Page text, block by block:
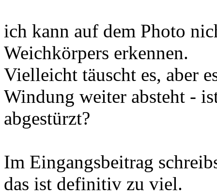
ich kann auf dem Photo
Weichkörpers erkennen.
Vielleicht täuscht es, aber
Windung weiter absteht -
abgestürzt?
Im Eingangsbeitrag
das ist definitiv zu viel.